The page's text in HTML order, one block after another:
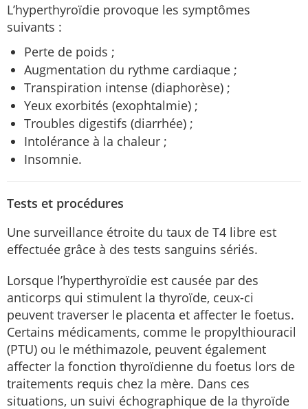
L’hyperthyroïdie provoque les symptômes
suivants :
Perte de poids ;
Augmentation du rythme cardiaque ;
Transpiration intense (diaphorèse) ;
Yeux exorbités (exophtalmie) ;
Troubles digestifs (diarrhée) ;
Intolérance à la chaleur ;
Insomnie.
Tests et procédures
Une surveillance étroite du taux de T4 libre est
effectuée grâce à des tests sanguins sériés.
Lorsque l’hyperthyroïdie est causée par des
anticorps qui stimulent la thyroïde, ceux-ci
peuvent traverser le placenta et affecter le foetus.
Certains médicaments, comme le propylthiouracil
(PTU) ou le méthimazole, peuvent également
affecter la fonction thyroïdienne du foetus lors de
traitements requis chez la mère. Dans ces
situations, un suivi échographique de la thyroïde